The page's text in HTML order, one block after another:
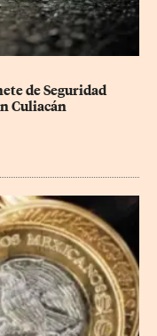
de Seguridad
Culiacán